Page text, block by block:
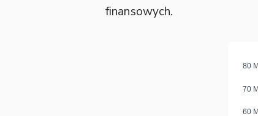
finansowych.